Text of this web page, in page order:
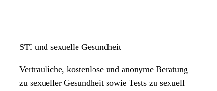
STI und sexuelle Gesundheit
Vertrauliche, kostenlose und anonyme Beratung
zu sexueller Gesundheit sowie Tests zu sexuell